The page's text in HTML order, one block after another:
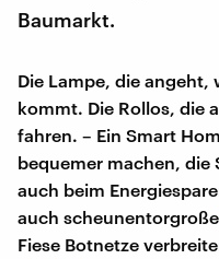
Baumarkt.
Die Lampe, die angeht,
kommt. Die Rollos, die
fahren. – Ein Smart
bequemer machen, die
auch beim
auch scheunentorgroße
Fiese Botnetze